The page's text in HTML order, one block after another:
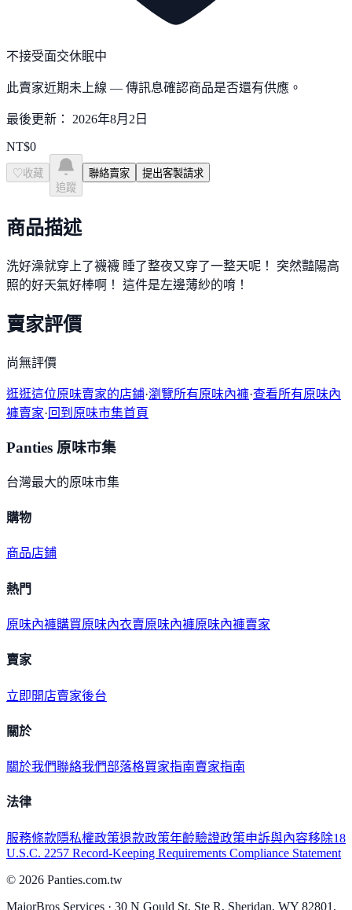
不接受面交休眠中
此賣家近期未上線 — 傳訊息確認商品是否還有供應。
最後更新： 2026年8月2日
NT$0
♡ 收藏
追蹤
聯絡賣家 提出客製請求
商品描述
洗好澡就穿上了襪襪 睡了整夜又穿了一整天呢！ 突然豔陽高
照的好天氣好棒啊！ 這件是左邊薄紗的唷！
賣家評價
尚無評價
逛逛這位原味賣家的店鋪·瀏覽所有原味內褲·查看所有原味內
褲賣家·回到原味市集首頁
Panties 原味市集
台灣最大的原味市集
購物
商品店鋪
熱門
原味內褲購買原味內衣賣原味內褲原味內褲賣家
賣家
立即開店賣家後台
關於
關於我們聯絡我們部落格買家指南賣家指南
法律
服務條款隱私權政策退款政策年齡驗證政策申訴與內容移除18
U.S.C. 2257 Record-Keeping Requirements Compliance Statement
© 2026 Panties.com.tw
MajorBros Services · 30 N Gould St, Ste R, Sheridan, WY 82801,